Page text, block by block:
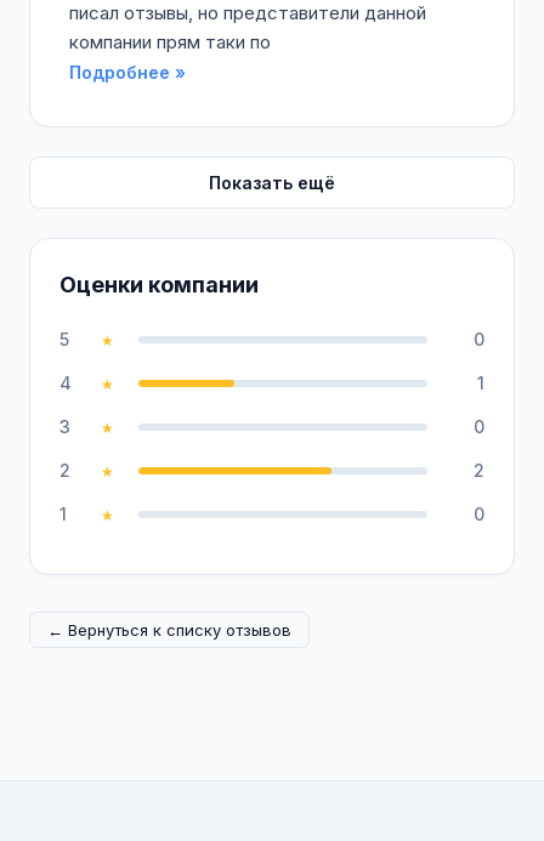
Оценки компании
5 ★ 0
4 ★ 1
3 ★ 0
2 ★ 2
1 ★ 0
писал отзывы, но представители данной
компании прям таки по
Подробнее »
Показать ещё
← Вернуться к списку отзывов